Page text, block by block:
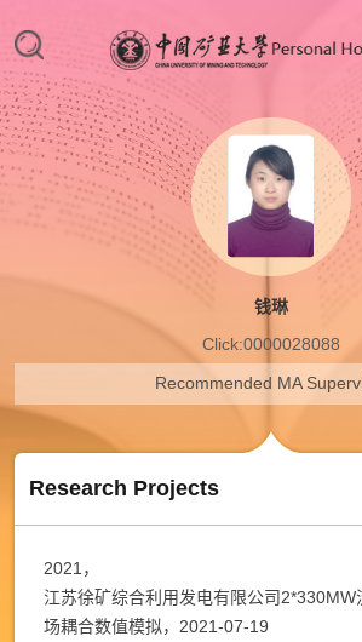
钱琳
Click:0000028088
Recommended MA
Research Projects
2021，
江苏徐矿综合利用发电有限公司2*330MW
场耦合数值模拟，2021-07-19